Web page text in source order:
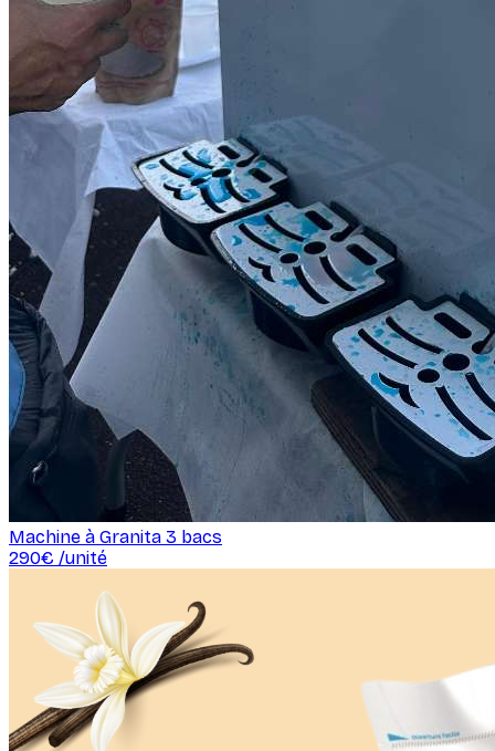
Machine à Granita 3 bacs
290€ /unité